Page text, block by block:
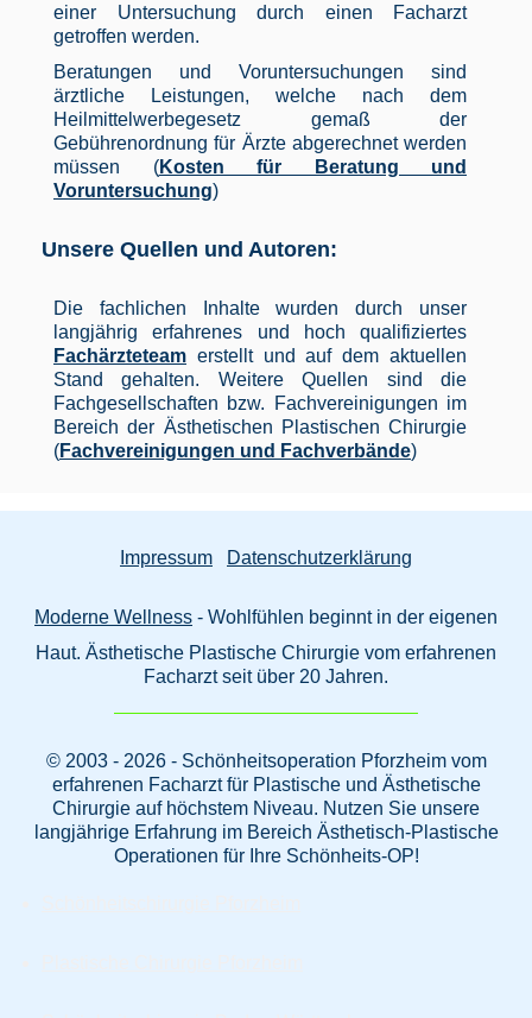
einer Untersuchung durch einen Facharzt
getroffen werden.
Beratungen und Voruntersuchungen sind
ärztliche Leistungen, welche nach dem
Heilmittelwerbegesetz gemaß der
Gebührenordnung für Ärzte abgerechnet werden
müssen (Kosten für Beratung und
Voruntersuchung)
Unsere Quellen und Autoren:
Die fachlichen Inhalte wurden durch unser
langjährig erfahrenes und hoch qualifiziertes
Fachärzteteam erstellt und auf dem aktuellen
Stand gehalten. Weitere Quellen sind die
Fachgesellschaften bzw. Fachvereinigungen im
Bereich der Ästhetischen Plastischen Chirurgie
(Fachvereinigungen und Fachverbände)
Impressum Datenschutzerklärung
Moderne Wellness - Wohlfühlen beginnt in der eigenen
Haut. Ästhetische Plastische Chirurgie vom erfahrenen
Facharzt seit über 20 Jahren.
© 2003 - 2026 - Schönheitsoperation Pforzheim vom
erfahrenen Facharzt für Plastische und Ästhetische
Chirurgie auf höchstem Niveau. Nutzen Sie unsere
langjährige Erfahrung im Bereich Ästhetisch-Plastische
Operationen für Ihre Schönheits-OP!